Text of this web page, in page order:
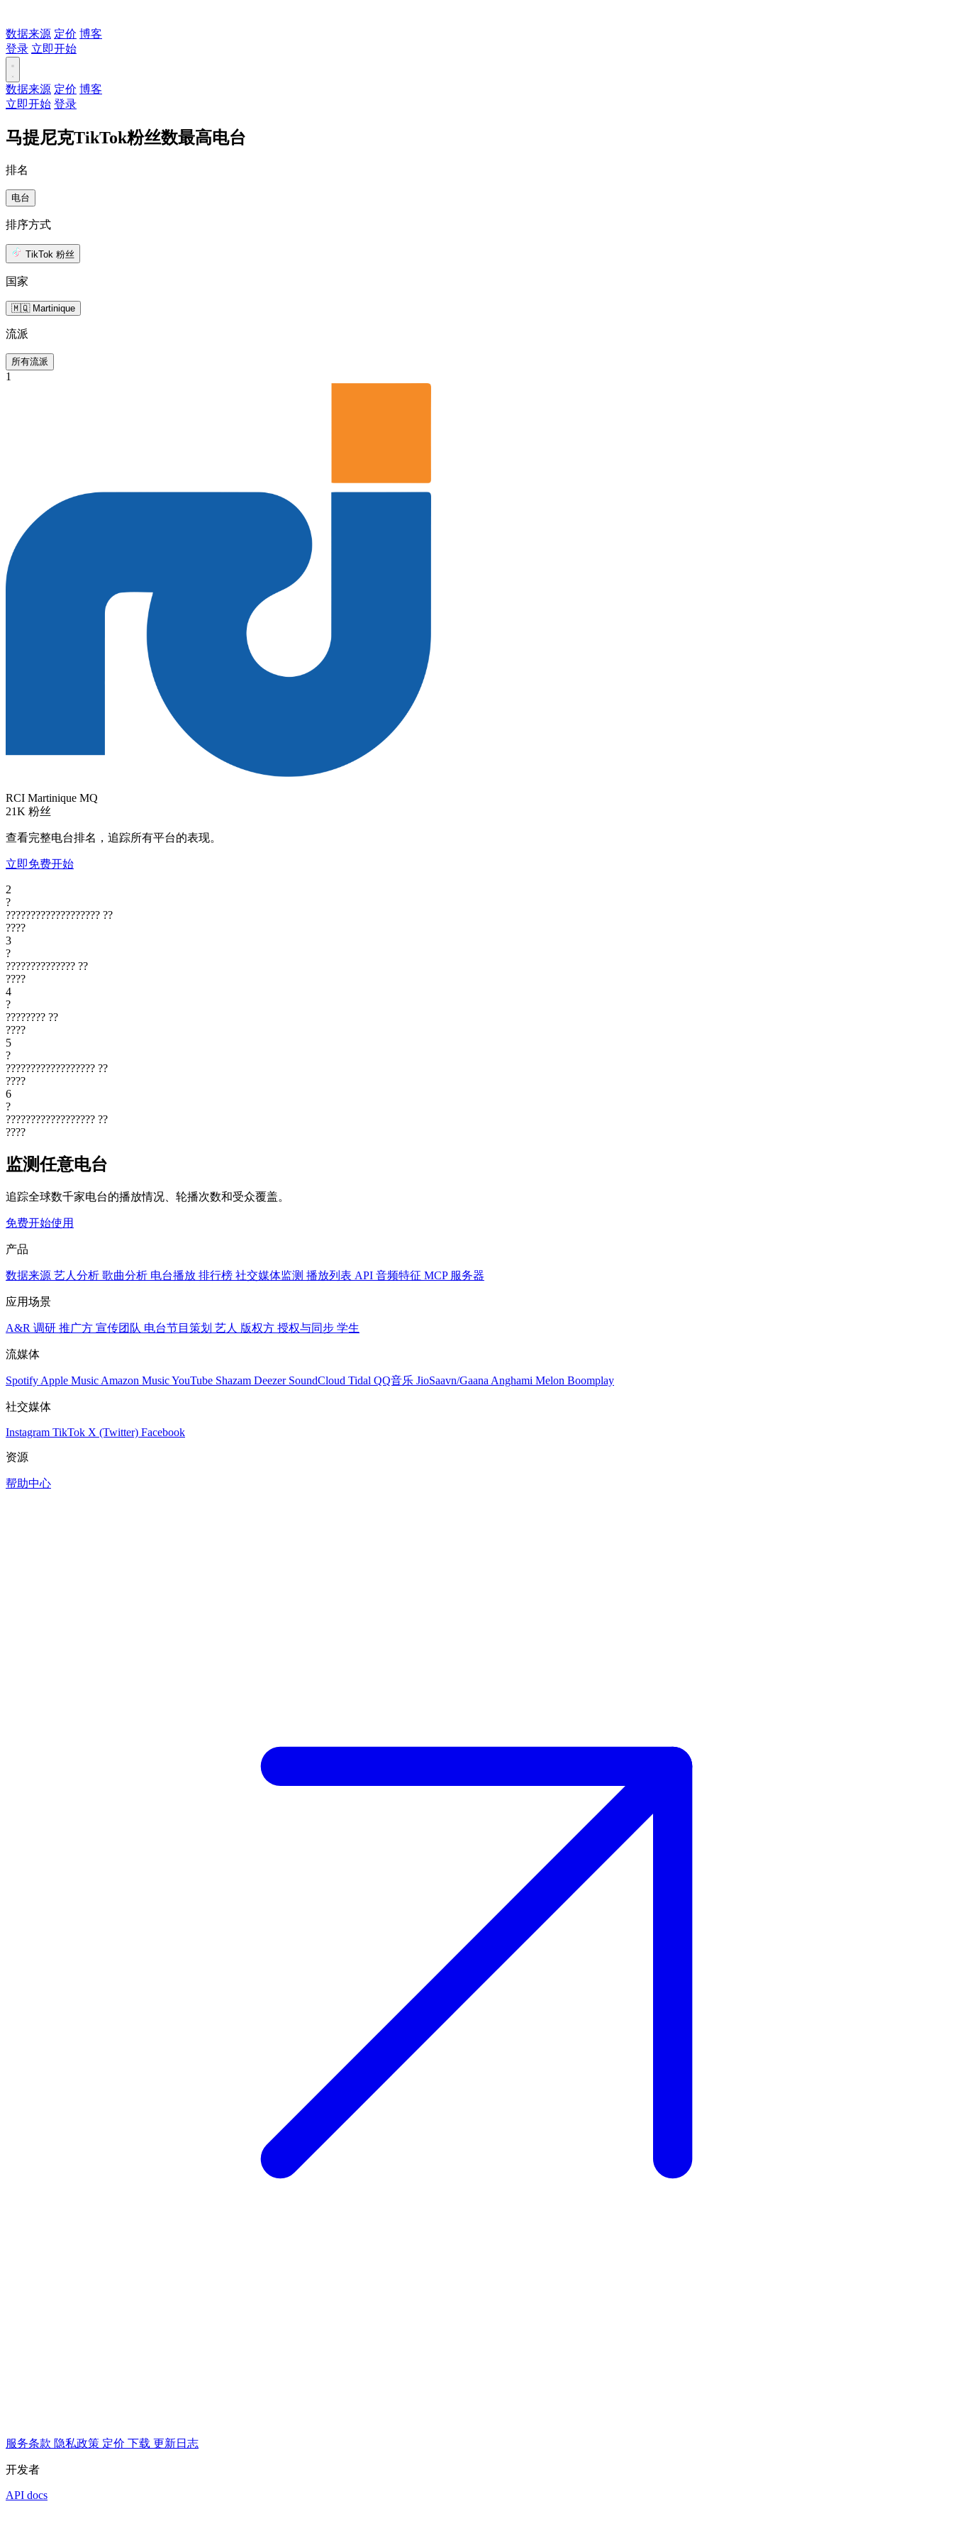
数据来源 定价 博客
登录 立即开始
数据来源 定价 博客
立即开始 登录
马提尼克TikTok粉丝数最高电台
排名
电台
排序方式
TikTok 粉丝
国家
🇲🇶 Martinique
流派
所有流派
1
RCI Martinique MQ
21K 粉丝
查看完整电台排名，追踪所有平台的表现。
立即免费开始
2
?
??????????????????? ??
????
3
?
?????????????? ??
????
4
?
???????? ??
????
5
?
?????????????????? ??
????
6
?
?????????????????? ??
????
监测任意电台
追踪全球数千家电台的播放情况、轮播次数和受众覆盖。
免费开始使用
产品
数据来源 艺人分析 歌曲分析 电台播放 排行榜 社交媒体监测 播放列表 API 音频特征 MCP 服务器
应用场景
A&R 调研 推广方 宣传团队 电台节目策划 艺人 版权方 授权与同步 学生
流媒体
Spotify Apple Music Amazon MusicYouTube Shazam Deezer SoundCloud Tidal QQ音乐 JioSaavn/Gaana Anghami Melon Boomplay
社交媒体
Instagram TikTok X (Twitter) Facebook
资源
帮助中心
服务条款 隐私政策 定价 下载 更新日志
开发者
API docs